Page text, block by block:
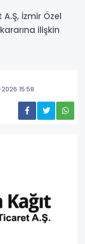
İzmir Özel
ilişkin
15:58